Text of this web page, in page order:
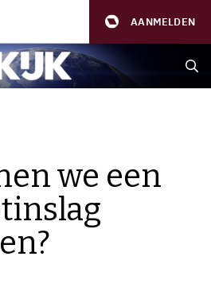
AANMELDEN
we een